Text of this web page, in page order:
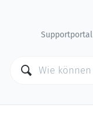
Supportportal